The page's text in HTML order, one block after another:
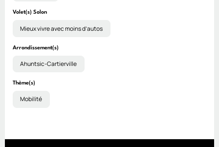
Volet(s) Solon
Mieux vivre avec moins d’autos
Arrondissement(s)
Ahuntsic-Cartierville
Thème(s)
Mobilité